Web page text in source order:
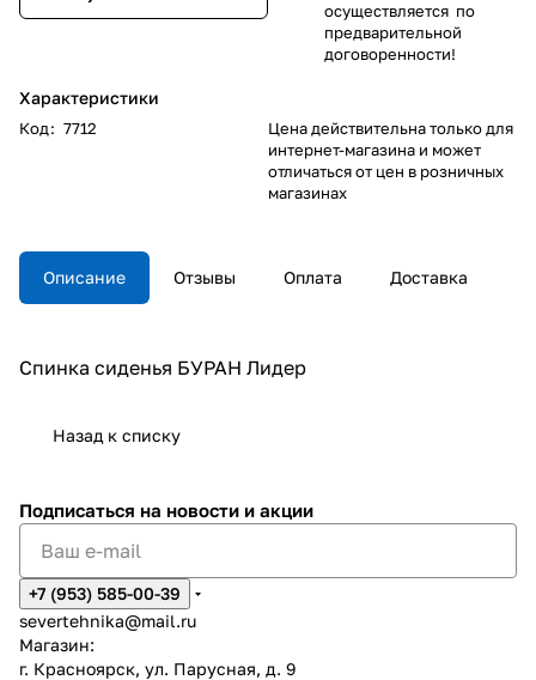
Характеристики
Код: 7712
осуществляется по
предварительной
договоренности!
Цена действительна только для
интернет-магазина и может
отличаться от цен в розничных
магазинах
Описание Отзывы Оплата Доставка
Спинка сиденья БУРАН Лидер
Назад к списку
Подписаться на новости и акции
+7 (953) 585-00-39
severtehnika@mail.ru
Магазин:
г. Красноярск, ул. Парусная, д. 9